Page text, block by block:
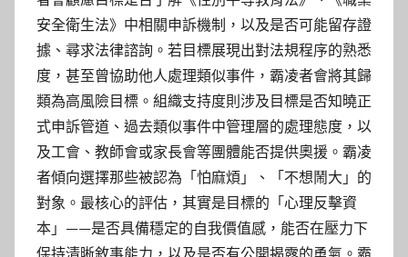
安全衛生法》中相關申訴機制，以及是否可能留存證
據、尋求法律諮詢。若目標展現出對法規程序的熟悉
度，甚至曾協助他人處理類似事件，霸凌者會將其歸
類為高風險目標。組織支持度則涉及目標是否知曉正
式申訴管道、過去類似事件中管理層的處理態度，以
及工會、教師會或家長會等團體能否提供奧援。霸凌
者傾向選擇那些被認為「怕麻煩」、「不想鬧大」的
對象。最核心的評估，其實是目標的「心理反擊資
本」——是否具備穩定的自我價值感，能否在壓力下